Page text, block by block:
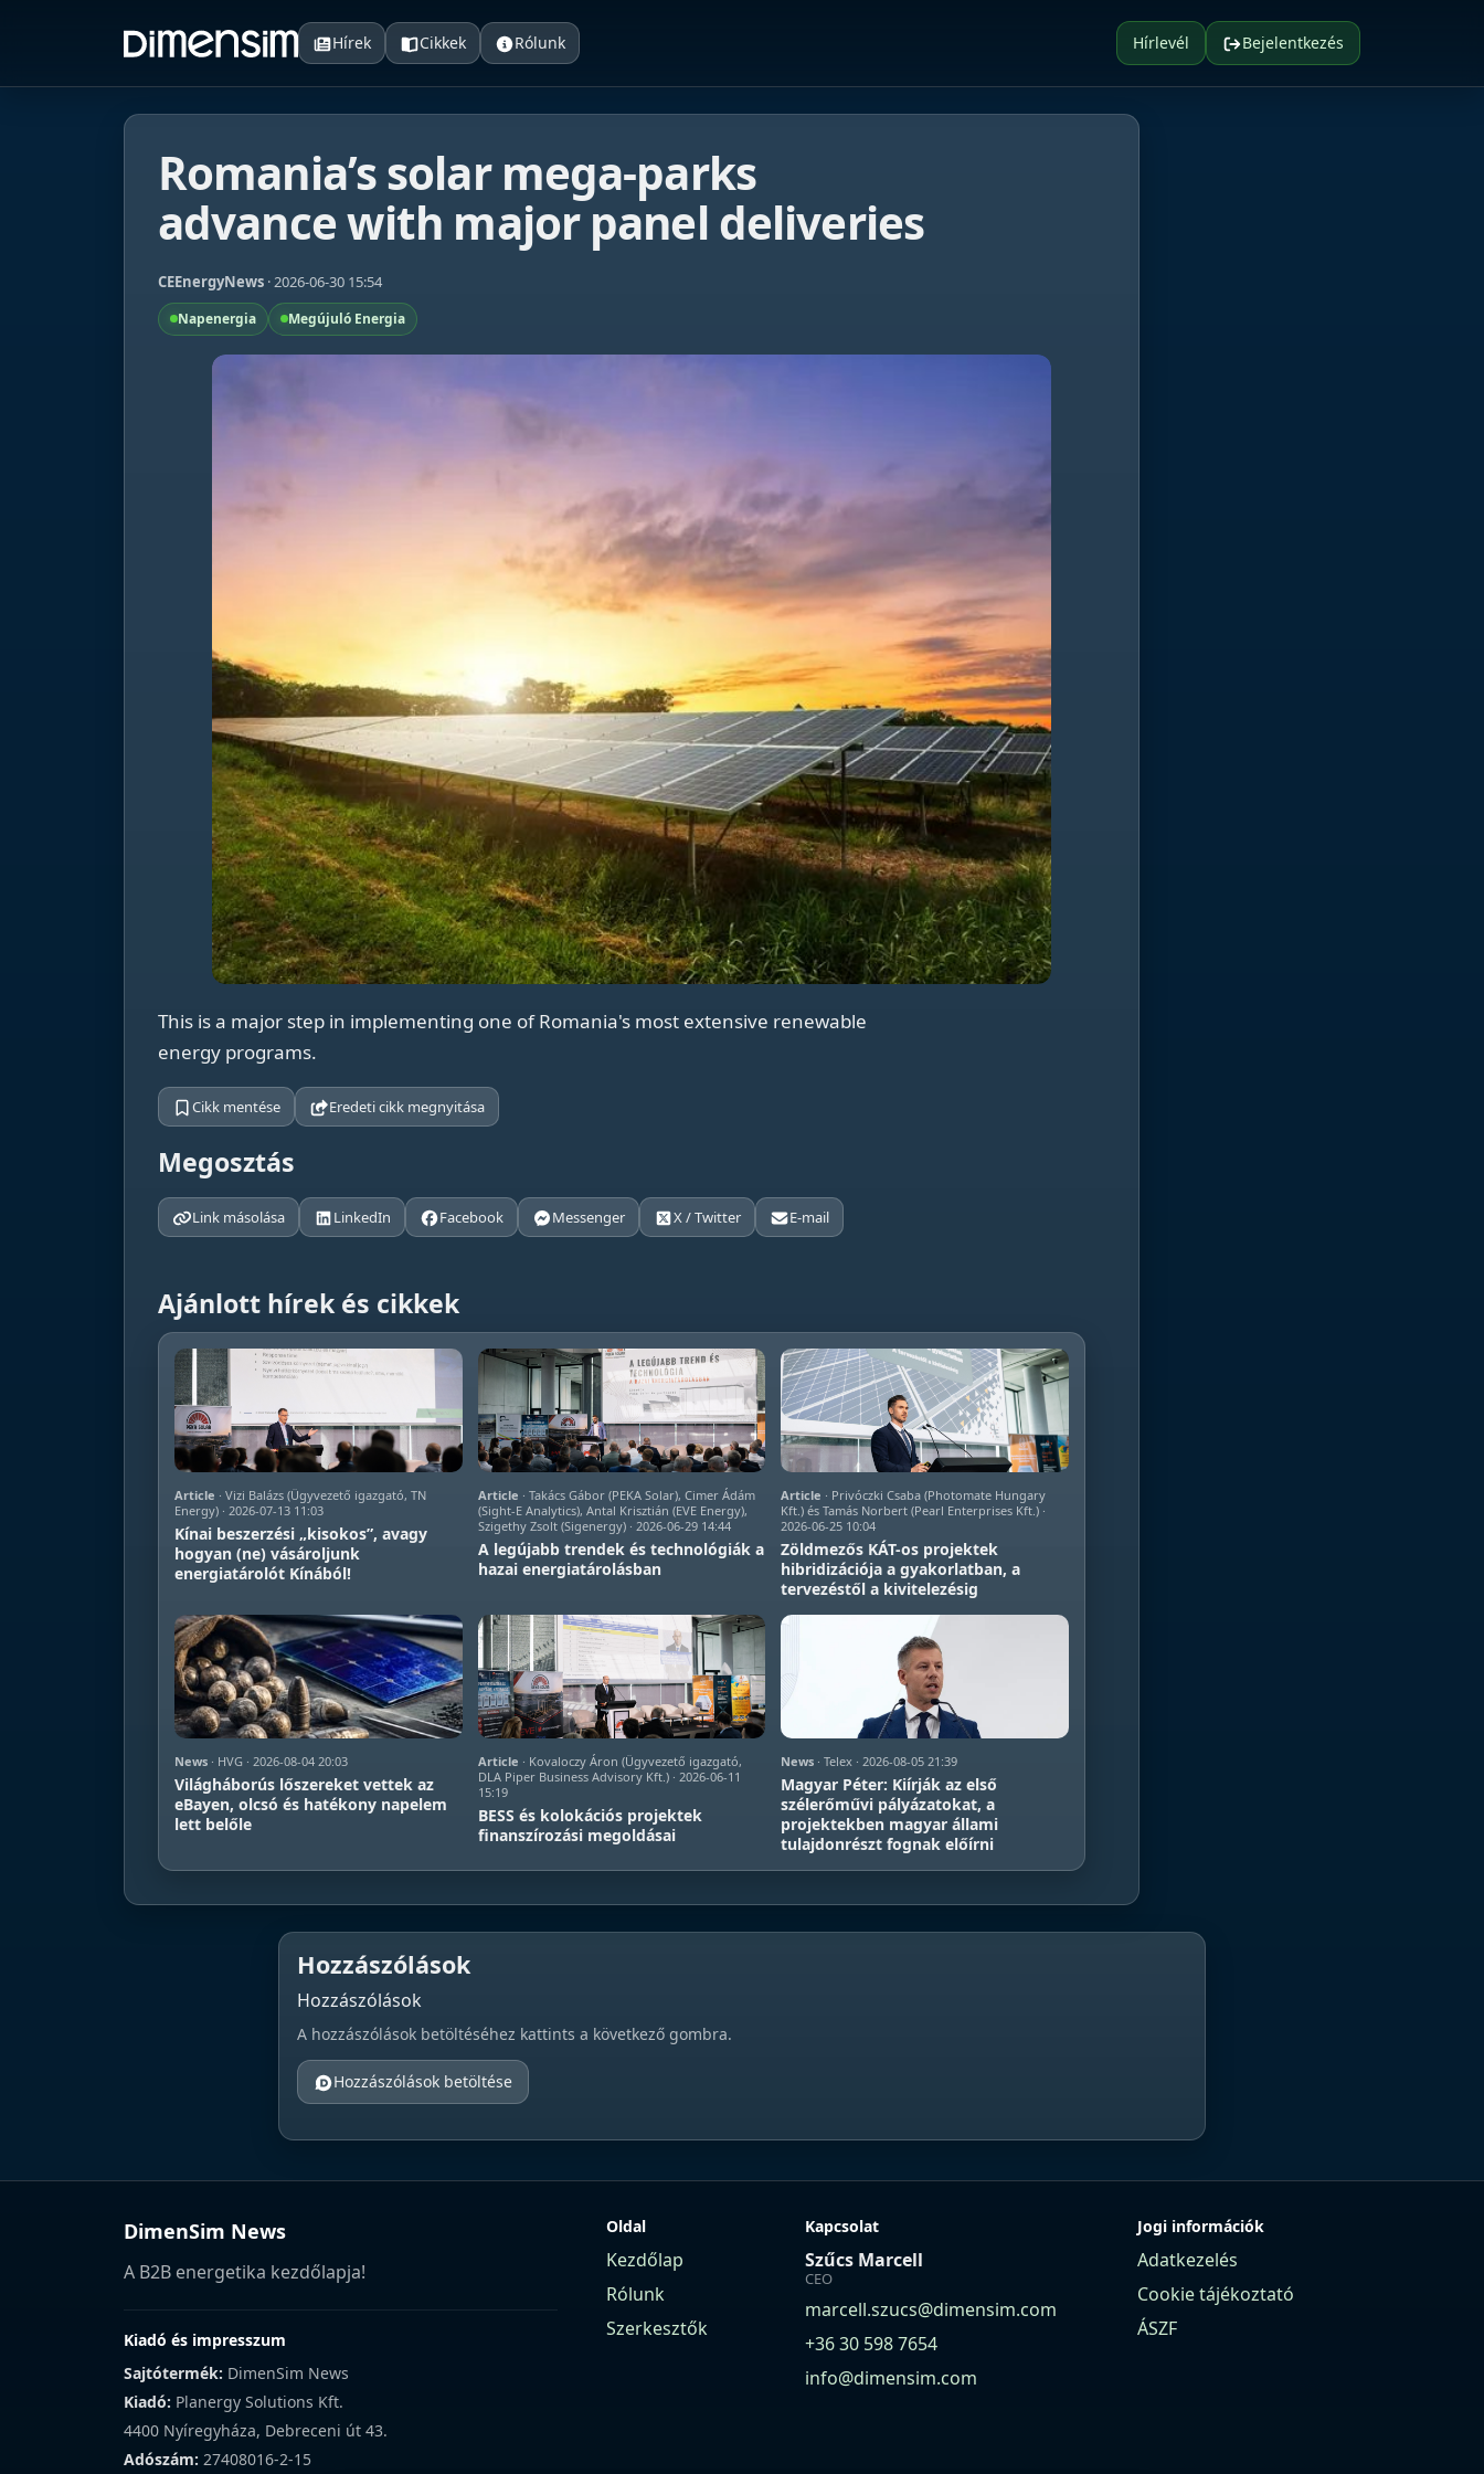
Hírlevél Bejelentkezés
Hírek Cikkek Rólunk
Romania’s solar mega-parks
advance with major panel deliveries
CEEnergyNews · 2026-06-30 15:54
Napenergia Megújuló Energia
This is a major step in implementing one of Romania's most extensive renewable
energy programs.
Cikk mentése Eredeti cikk megnyitása
Megosztás
Link másolása LinkedIn Facebook Messenger X / Twitter E-mail
Ajánlott hírek és cikkek
Article · Vizi Balázs (Ügyvezető igazgató, TN
Energy) · 2026-07-13 11:03
Kínai beszerzési „kisokos”, avagy
hogyan (ne) vásároljunk
energiatárolót Kínából!
Article · Takács Gábor (PEKA Solar), Cimer Ádám
(Sight-E Analytics), Antal Krisztián (EVE Energy),
Szigethy Zsolt (Sigenergy) · 2026-06-29 14:44
A legújabb trendek és technológiák a
hazai energiatárolásban
Article · Privóczki Csaba (Photomate Hungary
Kft.) és Tamás Norbert (Pearl Enterprises Kft.) ·
2026-06-25 10:04
Zöldmezős KÁT-os projektek
hibridizációja a gyakorlatban, a
tervezéstől a kivitelezésig
News · HVG · 2026-08-04 20:03
Világháborús lőszereket vettek az
eBayen, olcsó és hatékony napelem
lett belőle
Article · Kovaloczy Áron (Ügyvezető igazgató,
DLA Piper Business Advisory Kft.) · 2026-06-11
15:19
BESS és kolokációs projektek
finanszírozási megoldásai
News · Telex · 2026-08-05 21:39
Magyar Péter: Kiírják az első
szélerőművi pályázatokat, a
projektekben magyar állami
tulajdonrészt fognak előírni
Hozzászólások
Hozzászólások
A hozzászólások betöltéséhez kattints a következő gombra.
Hozzászólások betöltése
DimenSim News
A B2B energetika kezdőlapja!
Kiadó és impresszum
Sajtótermék: DimenSim News
Kiadó: Planergy Solutions Kft.
4400 Nyíregyháza, Debreceni út 43.
Adószám: 27408016-2-15
Oldal
Kezdőlap
Rólunk
Szerkesztők
Kapcsolat
Szűcs Marcell
CEO
marcell.szucs@dimensim.com
+36 30 598 7654
info@dimensim.com
Jogi információk
Adatkezelés
Cookie tájékoztató
ÁSZF